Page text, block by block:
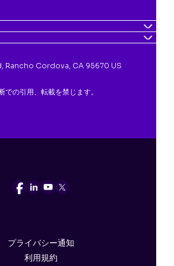
Rancho Cordova, CA 95670 US
の引用、転載を禁じます。
プライバシー通知
利用規約